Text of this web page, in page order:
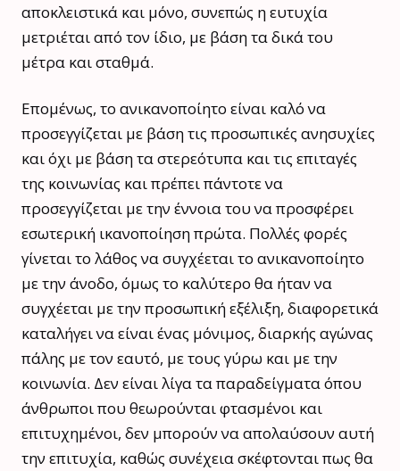
αποκλειστικά και μόνο, συνεπώς η ευτυχία
μετριέται από τον ίδιο, με βάση τα δικά του
μέτρα και σταθμά.
Επομένως, το ανικανοποίητο είναι καλό να
προσεγγίζεται με βάση τις προσωπικές ανησυχίες
και όχι με βάση τα στερεότυπα και τις επιταγές
της κοινωνίας και πρέπει πάντοτε να
προσεγγίζεται με την έννοια του να προσφέρει
εσωτερική ικανοποίηση πρώτα. Πολλές φορές
γίνεται το λάθος να συγχέεται το ανικανοποίητο
με την άνοδο, όμως το καλύτερο θα ήταν να
συγχέεται με την προσωπική εξέλιξη, διαφορετικά
καταλήγει να είναι ένας μόνιμος, διαρκής αγώνας
πάλης με τον εαυτό, με τους γύρω και με την
κοινωνία. Δεν είναι λίγα τα παραδείγματα όπου
άνθρωποι που θεωρούνται φτασμένοι και
επιτυχημένοι, δεν μπορούν να απολαύσουν αυτή
την επιτυχία, καθώς συνέχεια σκέφτονται πως θα